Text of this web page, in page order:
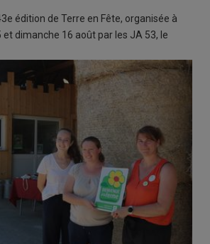
édition de Terre en Fête, organisée à
et dimanche 16 août par les JA 53, le